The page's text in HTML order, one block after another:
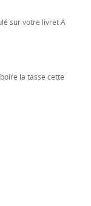
sur votre livret A
la tasse cette